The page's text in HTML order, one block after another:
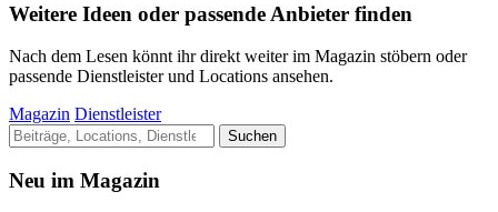
Weitere Ideen oder passende Anbieter finden
Nach dem Lesen könnt ihr direkt weiter im Magazin stöbern oder
passende Dienstleister und Locations ansehen.
Magazin Dienstleister
Suche
nach:
Suchen
Neu im Magazin